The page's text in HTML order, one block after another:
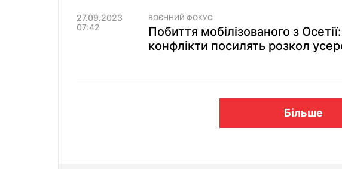
27.09.2023
07:42
ВОЄННИЙ ФОКУС
Побиття мобілізованого з
конфлікти посилять розкол
Більше